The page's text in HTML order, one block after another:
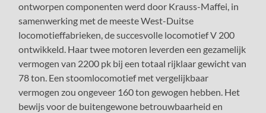
ontworpen componenten werd door Krauss-Maffei, in
samenwerking met de meeste West-Duitse
locomotieffabrieken, de succesvolle locomotief V 200
ontwikkeld. Haar twee motoren leverden een gezamelijk
vermogen van 2200 pk bij een totaal rijklaar gewicht van
78 ton. Een stoomlocomotief met vergelijkbaar
vermogen zou ongeveer 160 ton gewogen hebben. Het
bewijs voor de buitengewone betrouwbaarheid en